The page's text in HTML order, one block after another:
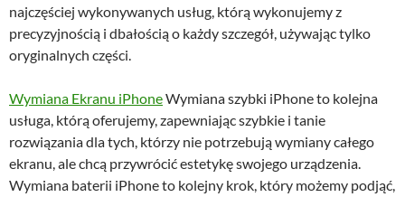
najczęściej wykonywanych usług, którą wykonujemy z
precyzyjnością i dbałością o każdy szczegół, używając tylko
oryginalnych części.
Wymiana Ekranu iPhoneWymiana szybki iPhone to kolejna
usługa, którą oferujemy, zapewniając szybkie i tanie
rozwiązania dla tych, którzy nie potrzebują wymiany całego
ekranu, ale chcą przywrócić estetykę swojego urządzenia.
Wymiana baterii iPhone to kolejny krok, który możemy podjąć,